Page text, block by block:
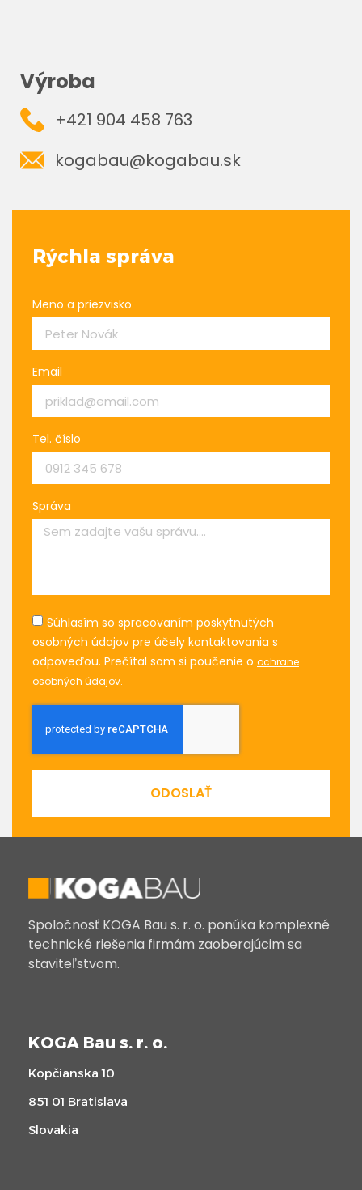
Výroba
+421 904 458 763
kogabau@kogabau.sk
Rýchla správa
Meno a priezvisko
Email
Tel. číslo
Správa
Súhlasím so spracovaním poskytnutých
osobných údajov pre účely kontaktovania s
odpoveďou. Prečítal som si poučenie o ochrane
osobných údajov.
ODOSLAŤ
Spoločnosť KOGA Bau s. r. o. ponúka komplexné
technické riešenia firmám zaoberajúcim sa
staviteľstvom.
KOGA Bau s. r. o.
Kopčianska 10
851 01 Bratislava
Slovakia